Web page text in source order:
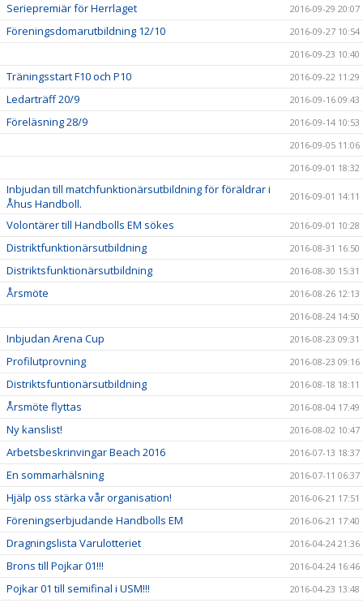
Seriepremiär för Herrlaget 2016-09-29 20:07
Föreningsdomarutbildning 12/10
2016-09-27 10:54
2016-09-23 10:40
Träningsstart F10 och P10 2016-09-22 11:29
Ledarträff 20/9 2016-09-16 09:43
Föreläsning 28/9
2016-09-14 10:53
2016-09-05 11:06
2016-09-01 18:32
Inbjudan till matchfunktionärsutbildning för föräldrar i
Åhus Handboll.
2016-09-01 14:11
Volontärer till Handbolls EM sökes 2016-09-01 10:28
Distriktfunktionärsutbildning 2016-08-31 16:50
Distriktsfunktionärsutbildning 2016-08-30 15:31
Årsmöte
2016-08-26 12:13
2016-08-24 14:50
Inbjudan Arena Cup 2016-08-23 09:31
Profilutprovning 2016-08-23 09:16
Distriktsfuntionärsutbildning 2016-08-18 18:11
Årsmöte flyttas 2016-08-04 17:49
Ny kanslist! 2016-08-02 10:47
Arbetsbeskrinvingar Beach 2016 2016-07-13 18:37
En sommarhälsning 2016-07-11 06:37
Hjälp oss stärka vår organisation! 2016-06-21 17:51
Föreningserbjudande Handbolls EM 2016-06-21 17:40
Dragningslista Varulotteriet 2016-04-24 21:36
Brons till Pojkar 01!!! 2016-04-24 16:46
Pojkar 01 till semifinal i USM!!! 2016-04-23 13:48